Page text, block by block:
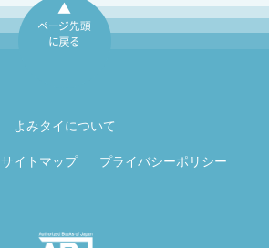
よみタイについて
サイトマップ プライバシーポリシー